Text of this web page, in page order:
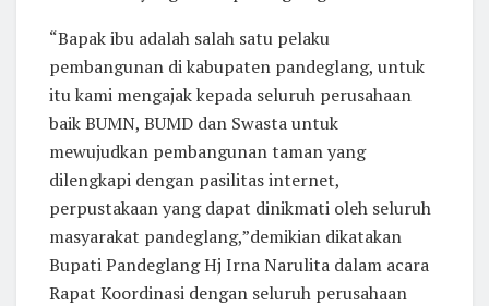
“Bapak ibu adalah salah satu pelaku
pembangunan di kabupaten pandeglang, untuk
itu kami mengajak kepada seluruh perusahaan
baik BUMN, BUMD dan Swasta untuk
mewujudkan pembangunan taman yang
dilengkapi dengan pasilitas internet,
perpustakaan yang dapat dinikmati oleh seluruh
masyarakat pandeglang,”demikian dikatakan
Bupati Pandeglang Hj Irna Narulita dalam acara
Rapat Koordinasi dengan seluruh perusahaan